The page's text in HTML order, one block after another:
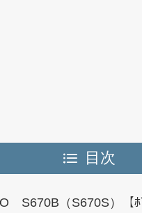
目次
S670B（S670S）【ﾎ